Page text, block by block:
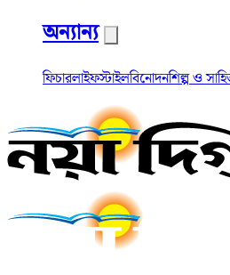
অন্যান্য
ফিচারলাইফস্টাইলবিনোদনশিল্প ও